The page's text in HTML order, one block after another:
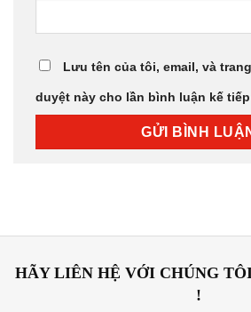
Lưu tên của tôi, email, và
duyệt này cho lần bình luận kế
HÃY LIÊN HỆ VỚI CHÚNG
!